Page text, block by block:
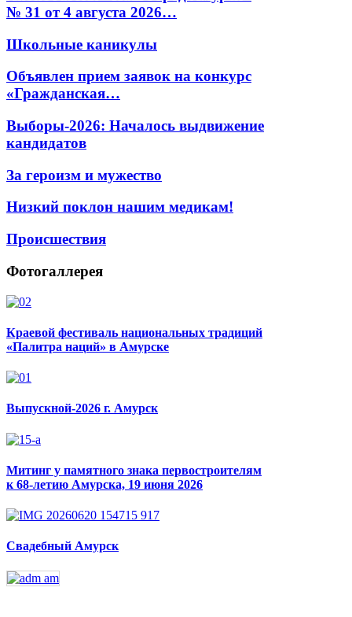
№ 31 от 4 августа 2026…
Школьные каникулы
Объявлен прием заявок на конкурс
«Гражданская…
Выборы-2026: Началось выдвижение
кандидатов
За героизм и мужество
Низкий поклон нашим медикам!
Происшествия
Фотогаллерея
Краевой фестиваль национальных традиций
«Палитра наций» в Амурске
Выпускной-2026 г. Амурск
Митинг у памятного знака первостроителям
к 68-летию Амурска, 19 июня 2026
Свадебный Амурск